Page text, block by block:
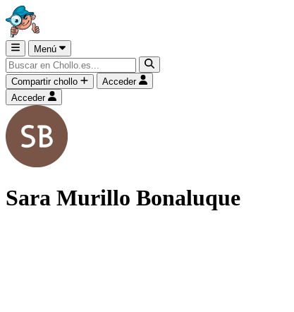
Menú
Compartir chollo
Acceder
Acceder
Sara Murillo Bonaluque